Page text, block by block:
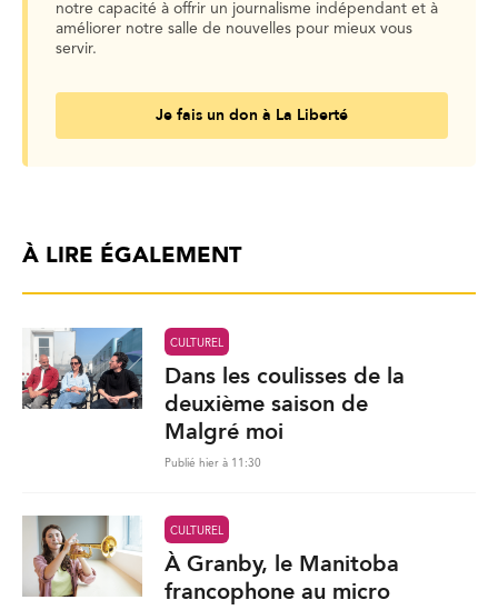
notre capacité à offrir un journalisme indépendant et à
améliorer notre salle de nouvelles pour mieux vous
servir.
Je fais un don à La Liberté
À LIRE ÉGALEMENT
CULTUREL
Dans les coulisses de la
deuxième saison de
Malgré moi
Publié hier à 11:30
CULTUREL
À Granby, le Manitoba
francophone au micro